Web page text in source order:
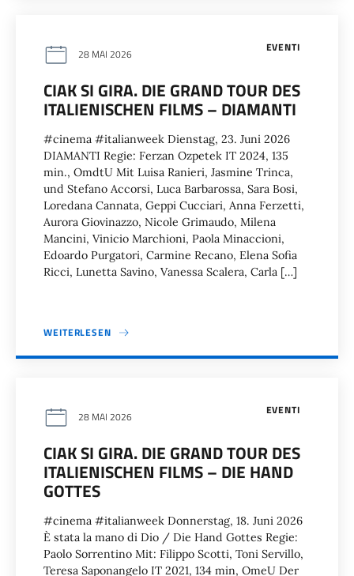
EVENTI
28 MAI 2026
CIAK SI GIRA. DIE GRAND TOUR DES
ITALIENISCHEN FILMS – DIAMANTI
#cinema #italianweek Dienstag, 23. Juni 2026
DIAMANTI Regie: Ferzan Ozpetek IT 2024, 135
min., OmdtU Mit Luisa Ranieri, Jasmine Trinca,
und Stefano Accorsi, Luca Barbarossa, Sara Bosi,
Loredana Cannata, Geppi Cucciari, Anna Ferzetti,
Aurora Giovinazzo, Nicole Grimaudo, Milena
Mancini, Vinicio Marchioni, Paola Minaccioni,
Edoardo Purgatori, Carmine Recano, Elena Sofia
Ricci, Lunetta Savino, Vanessa Scalera, Carla […]
WEITERLESEN
EVENTI
28 MAI 2026
CIAK SI GIRA. DIE GRAND TOUR DES
ITALIENISCHEN FILMS – DIE HAND
GOTTES
#cinema #italianweek Donnerstag, 18. Juni 2026
È stata la mano di Dio / Die Hand Gottes Regie:
Paolo Sorrentino Mit: Filippo Scotti, Toni Servillo,
Teresa Saponangelo IT 2021, 134 min, OmeU Der